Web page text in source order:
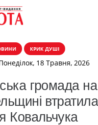
КРИК ДУШІ
18 Травня, 2026
громада на
Ковальчука